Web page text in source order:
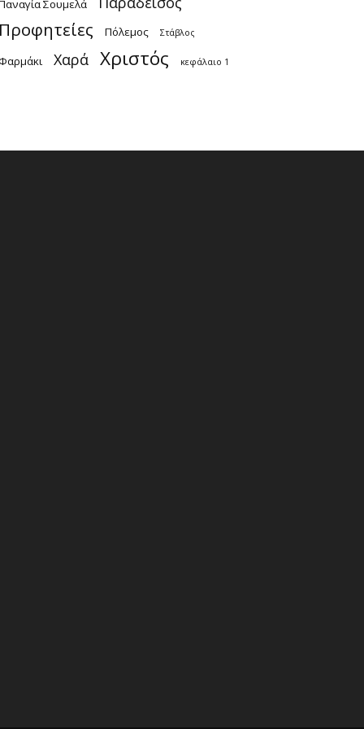
Σουμελά
Πόλεμος Στάβλος
Χαρά Χριστός κεφάλαιο 1